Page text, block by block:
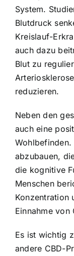
System.
Blutdruck
Kreislauf-
auch dazu
Blut zu
reduzieren.
Neben den
auch eine
Wohlbefinden.
abzubauen,
die kognitive
Menschen
Konzentration
Einnahme von
Es ist wichtig
andere CBD-